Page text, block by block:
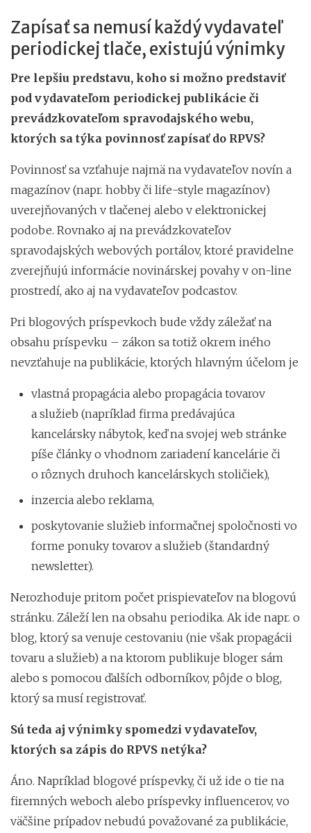
Zapísať sa nemusí každý vydavateľ
periodickej tlače, existujú výnimky
Pre lepšiu predstavu, koho si možno predstaviť
pod vydavateľom periodickej publikácie či
prevádzkovateľom spravodajského webu,
ktorých sa týka povinnosť zapísať do RPVS?
Povinnosť sa vzťahuje najmä na vydavateľov novín a
magazínov (napr. hobby či life-style magazínov)
uverejňovaných v tlačenej alebo v elektronickej
podobe. Rovnako aj na prevádzkovateľov
spravodajských webových portálov, ktoré pravidelne
zverejňujú informácie novinárskej povahy v on-line
prostredí, ako aj na vydavateľov podcastov.
Pri blogových príspevkoch bude vždy záležať na
obsahu príspevku – zákon sa totiž okrem iného
nevzťahuje na publikácie, ktorých hlavným účelom je
vlastná propagácia alebo propagácia tovarov
a služieb (napríklad firma predávajúca
kancelársky nábytok, keď na svojej web stránke
píše články o vhodnom zariadení kancelárie či
o rôznych druhoch kancelárskych stoličiek),
inzercia alebo reklama,
poskytovanie služieb informačnej spoločnosti vo
forme ponuky tovarov a služieb (štandardný
newsletter).
Nerozhoduje pritom počet prispievateľov na blogovú
stránku. Záleží len na obsahu periodika. Ak ide napr. o
blog, ktorý sa venuje cestovaniu (nie však propagácii
tovaru a služieb) a na ktorom publikuje bloger sám
alebo s pomocou ďalších odborníkov, pôjde o blog,
ktorý sa musí registrovať.
Sú teda aj výnimky spomedzi vydavateľov,
ktorých sa zápis do RPVS netýka?
Áno. Napríklad blogové príspevky, či už ide o tie na
firemných weboch alebo príspevky influencerov, vo
väčšine prípadov nebudú považované za publikácie,